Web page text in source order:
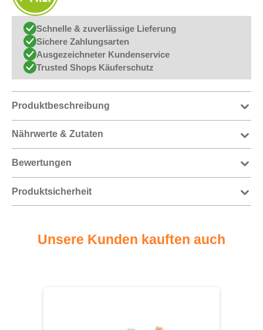
Schnelle & zuverlässige Lieferung
Sichere Zahlungsarten
Ausgezeichneter Kundenservice
Trusted Shops Käuferschutz
Produktbeschreibung
Nährwerte & Zutaten
Bewertungen
Produktsicherheit
Unsere Kunden kauften auch